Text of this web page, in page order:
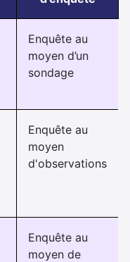
Enquête au
moyen d’un
sondage
Enquête au
moyen
d'observations
Enquête au
moyen de